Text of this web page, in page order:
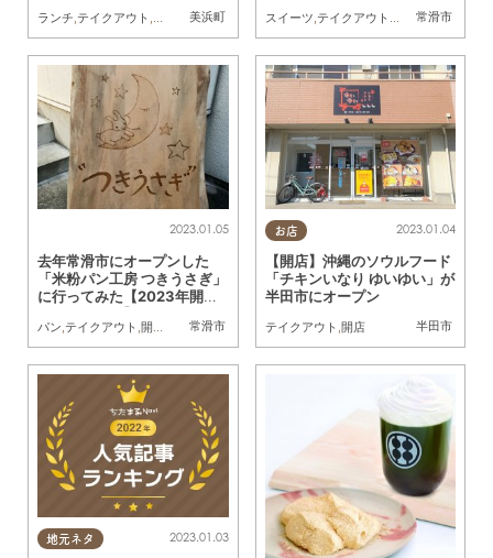
美浜町
ランチ,テイクアウト ,家族 カップル 常滑市
スイーツ,テイクアウト ,開店,旅行,家族
常滑市
2023.01.05
去年常滑市にオープンした
「米粉パン工房 つきうさぎ」
に行ってみた【2023年開運
ウサギめぐり】
パン,テイクアウト ,開店 行ってみたレポ
お店
半田市
2023.01.04
【開店】沖縄のソウルフード
「チキンいなり ゆいゆい」が
半田市にオープン
テイクアウト ,開店
地元ネタ 2023.01.03